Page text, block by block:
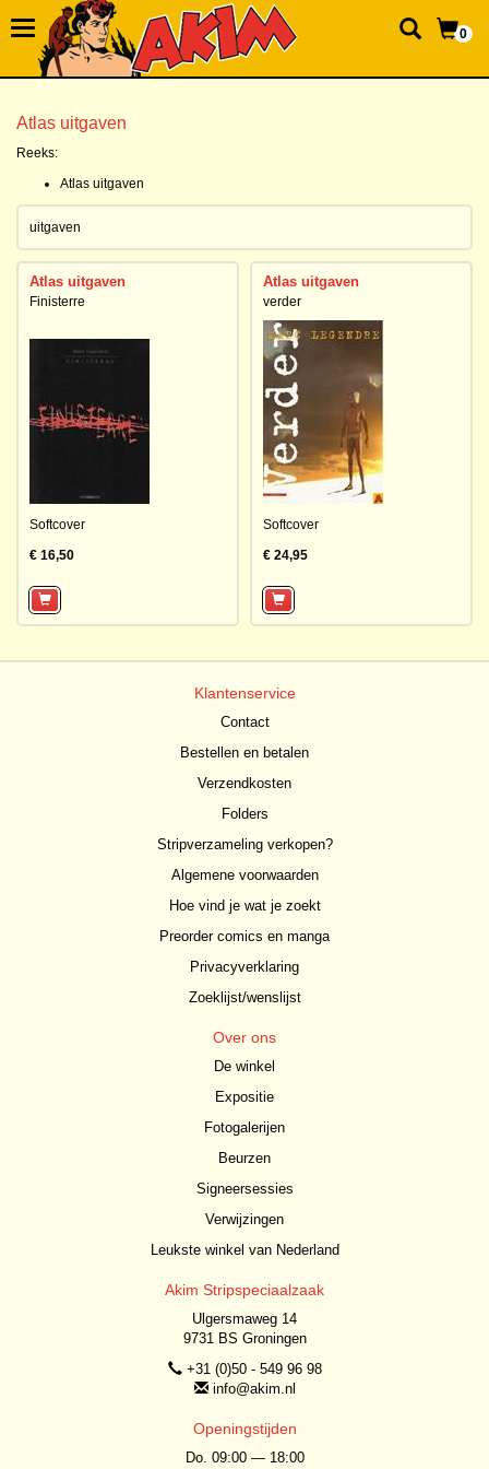
0
Atlas uitgaven
Reeks:
Atlas uitgaven
uitgaven
Atlas uitgaven
Finisterre
Softcover
€ 16,50
Atlas uitgaven
verder
Softcover
€ 24,95
Klantenservice
Contact
Bestellen en betalen
Verzendkosten
Folders
Stripverzameling verkopen?
Algemene voorwaarden
Hoe vind je wat je zoekt
Preorder comics en manga
Privacyverklaring
Zoeklijst/wenslijst
Over ons
De winkel
Expositie
Fotogalerijen
Beurzen
Signeersessies
Verwijzingen
Leukste winkel van Nederland
Akim Stripspeciaalzaak
Ulgersmaweg 14
9731 BS Groningen
+31 (0)50 - 549 96 98
info@akim.nl
Openingstijden
Do. 09:00 — 18:00